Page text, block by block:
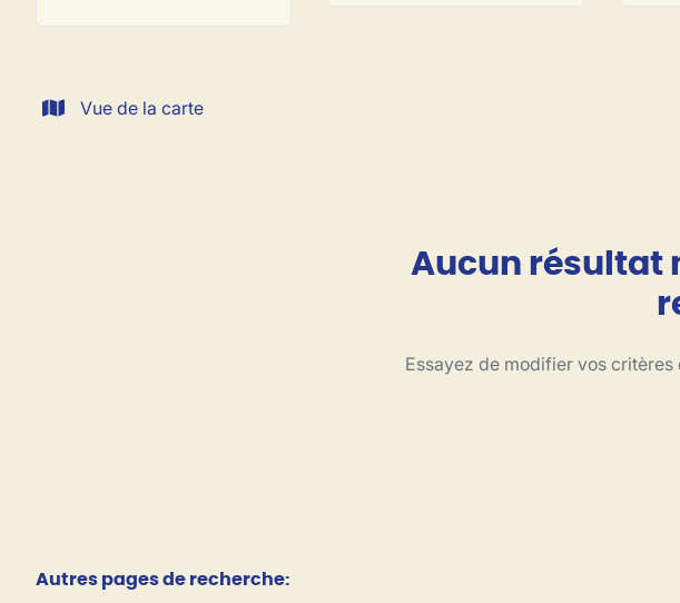
Vue de la carte
Aucun résultat
Essayez de modifier vos
Autres pages de recherche: